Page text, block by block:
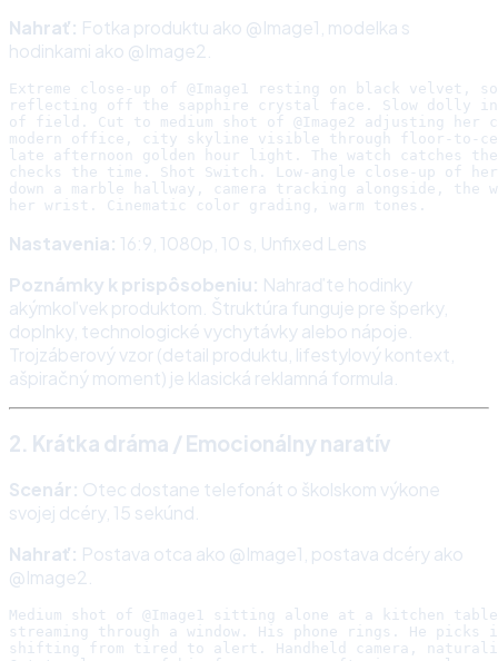
Nahrať: Fotka produktu ako @Image1, modelka s
hodinkami ako @Image2.
Extreme close-up of @Image1 resting on black velvet,
reflecting off the sapphire crystal face. Slow dolly
of field. Cut to medium shot of @Image2 adjusting
modern office, city skyline visible through floor-to-
late afternoon golden hour light. The watch catches
checks the time. Shot Switch. Low-angle close-up of
down a marble hallway, camera tracking alongside, the
Nastavenia: 16:9, 1080p, 10 s, Unfixed Lens
Poznámky k prispôsobeniu: Nahraďte hodinky
akýmkoľvek produktom. Štruktúra funguje pre šperky,
doplnky, technologické vychytávky alebo nápoje.
Trojzáberový vzor (detail produktu, lifestylový kontext,
ašpiračný moment) je klasická reklamná formula.
2. Krátka dráma / Emocionálny naratív
Scenár: Otec dostane telefonát o školskom výkone
svojej dcéry, 15 sekúnd.
Nahrať: Postava otca ako @Image1, postava dcéry ako
@Image2.
Medium shot of @Image1 sitting alone at a kitchen
streaming through a window. His phone rings. He picks
shifting from tired to alert. Handheld camera,